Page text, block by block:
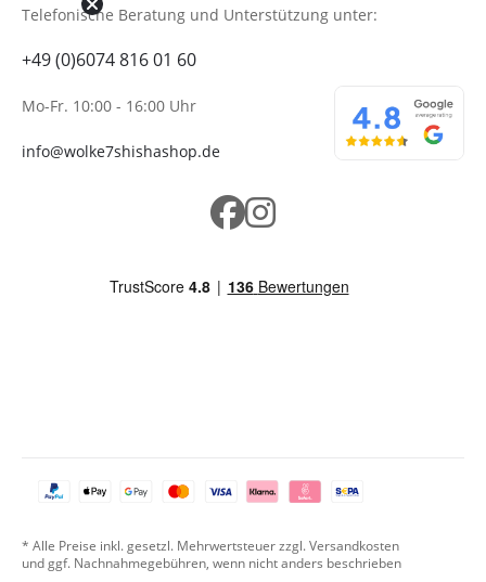
Telefonische Beratung und Unterstützung unter:
+49 (0)6074 816 01 60
Mo-Fr. 10:00 - 16:00 Uhr
info@wolke7shishashop.de
* Alle Preise inkl. gesetzl. Mehrwertsteuer zzgl. Versandkosten
und ggf. Nachnahmegebühren, wenn nicht anders beschrieben